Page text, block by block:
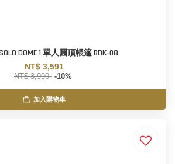
DOME 1 單人圓頂帳篷 BDK-08
NT$ 3,591
NT$ 3,990 -10%
加入購物車